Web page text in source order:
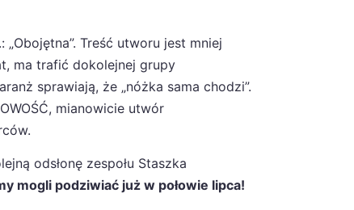
Treść utworu jest mniej
ma trafić dokolejnej grupy
sprawiają, że „nóżka sama chodzi”.
mianowicie utwór
odsłonę zespołu Staszka
mogli podziwiać już w połowie lipca!